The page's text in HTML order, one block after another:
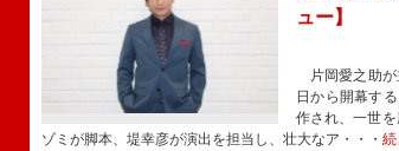
ュー】
片岡愛之助が
日から開幕す
作され、一世
ゾミが脚本、堤幸彦が演出を担当し、壮大なア・・・